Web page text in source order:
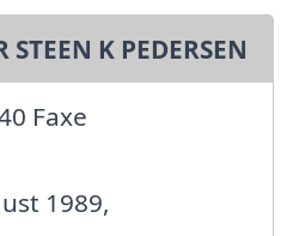
K PEDERSEN
Faxe
1989,